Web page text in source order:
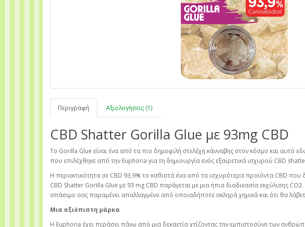
Περιγραφή Αξιολογήσεις (1)
CBD Shatter Gorilla Glue με 93mg CBD
Το Gorilla Glue είναι ένα από τα πιο δημοφιλή στελέχη κάνναβης στον κόσμο και αυτό
που επιλέχθηκε από την Euphoria για τη δημιουργία ενός εξαιρετικά ισχυρού CBD
Η περιεκτικότητα σε CBD 93,9% το καθιστά ένα από τα ισχυρότερα προϊόντα CBD που
CBD Shatter Gorilla Glue με 93 mg CBD παράγεται με μια ήπια διαδικασία εκχύλισης
σπάσιμο σας παραμένει απαλλαγμένο από οποιαδήποτε σκληρά χημικά και ότι θα
Μια αξιόπιστη μάρκα
Η Euphoria έχει περάσει πάνω από μια δεκαετία χτίζοντας την εμπιστοσύνη των